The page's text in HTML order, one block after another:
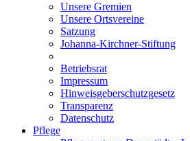
Unsere Gremien
Unsere Ortsvereine
Satzung
Johanna-Kirchner-Stiftung
Betriebsrat
Impressum
Hinweisgeberschutzgesetz
Transparenz
Datenschutz
Pflege